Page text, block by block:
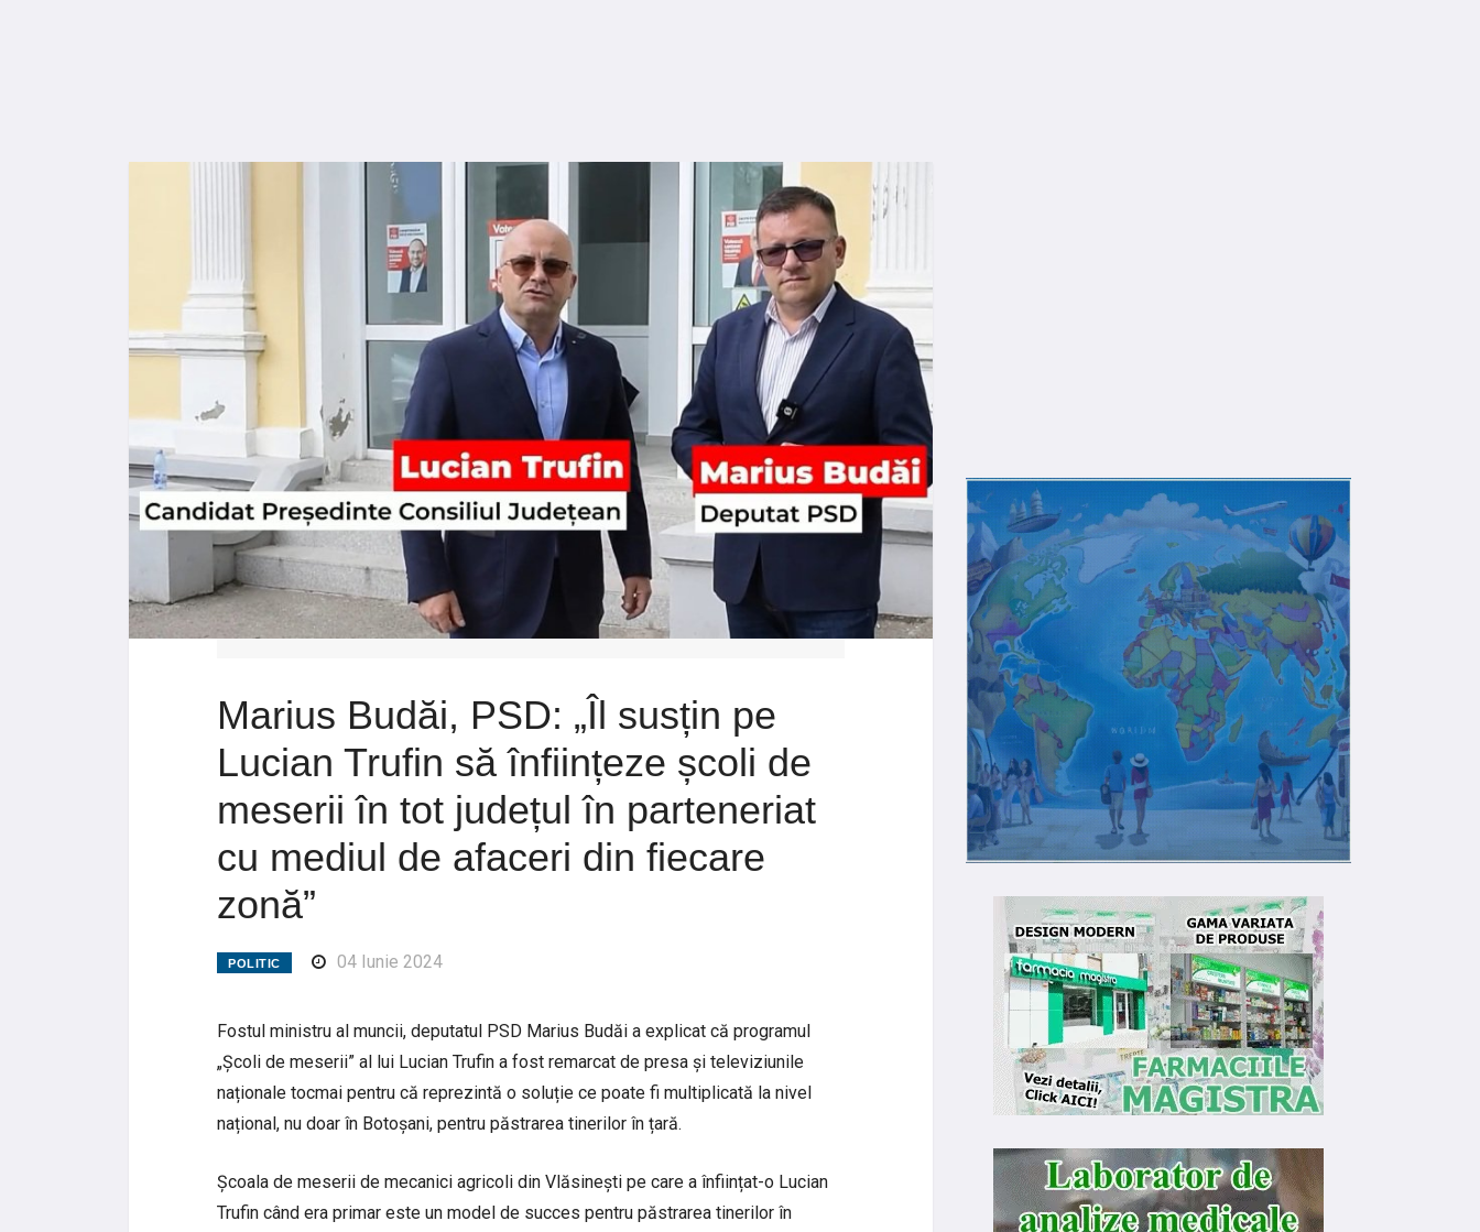
Marius Budăi, PSD: „Îl susțin pe
Lucian Trufin să înființeze școli de
meserii în tot județul în parteneriat
cu mediul de afaceri din fiecare
zonă”
POLITIC 04 Iunie 2024
Fostul ministru al muncii, deputatul PSD Marius Budăi a explicat că programul
„Școli de meserii” al lui Lucian Trufin a fost remarcat de presa și televiziunile
naționale tocmai pentru că reprezintă o soluție ce poate fi multiplicată la nivel
național, nu doar în Botoșani, pentru păstrarea tinerilor în țară.
Școala de meserii de mecanici agricoli din Vlăsinești pe care a înființat-o Lucian
Trufin când era primar este un model de succes pentru păstrarea tinerilor în